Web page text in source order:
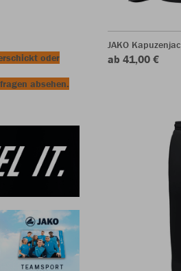
oder
absehen.
JAKO
ab 41,00 €